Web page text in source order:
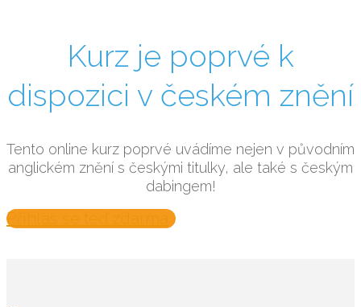
Kurz je poprvé k
dispozici v českém znění
Tento online kurz poprvé uvádíme nejen v původním
anglickém znění s českými titulky, ale také s českým
dabingem!
Přihlas se teď zdarma